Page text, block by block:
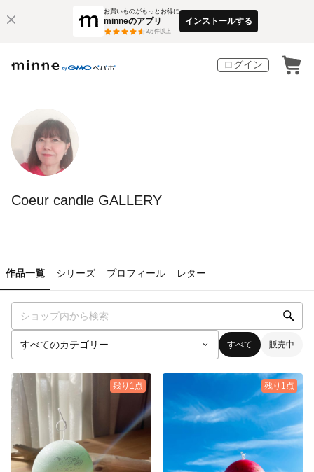
お買いものがもっとお得に
minneのアプリ
3万件以上
インストールする
ログイン
Coeur candle GALLERY
作品一覧 シリーズ プロフィール レター
すべて 販売中
残り1点 残り1点